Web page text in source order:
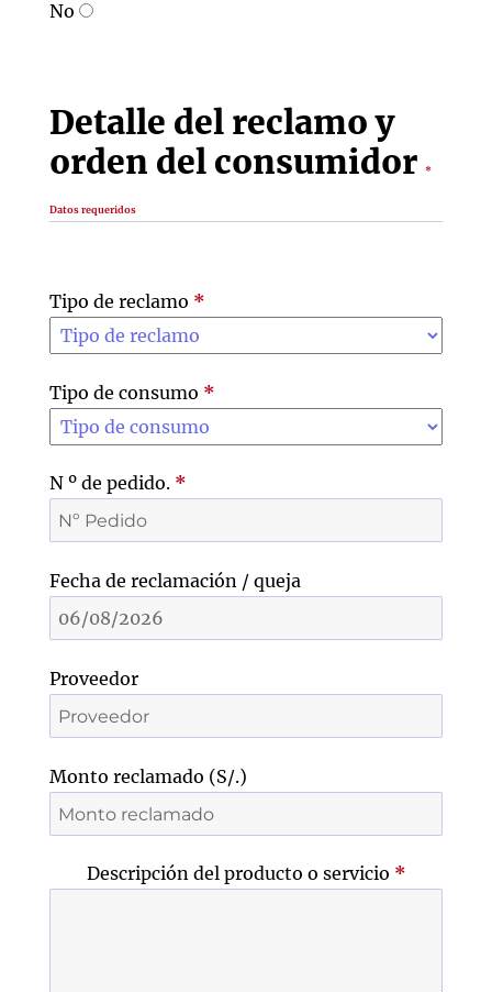
No
Detalle del reclamo y
orden del consumidor
*
Datos requeridos
Tipo de reclamo *
Tipo de consumo *
N º de pedido. *
Fecha de reclamación / queja
Proveedor
Monto reclamado (S/.)
Descripción del producto o servicio *